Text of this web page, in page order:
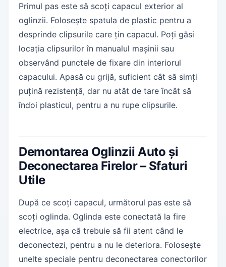
Primul pas este să scoți capacul exterior al
oglinzii. Folosește spatula de plastic pentru a
desprinde clipsurile care țin capacul. Poți găsi
locația clipsurilor în manualul mașinii sau
observând punctele de fixare din interiorul
capacului. Apasă cu grijă, suficient cât să simți
puțină rezistență, dar nu atât de tare încât să
îndoi plasticul, pentru a nu rupe clipsurile.
Demontarea Oglinzii Auto și
Deconectarea Firelor – Sfaturi
Utile
După ce scoți capacul, următorul pas este să
scoți oglinda. Oglinda este conectată la fire
electrice, așa că trebuie să fii atent când le
deconectezi, pentru a nu le deteriora. Folosește
unelte speciale pentru deconectarea conectorilor